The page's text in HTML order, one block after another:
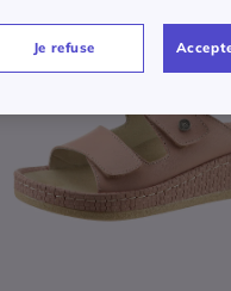
Je refuse